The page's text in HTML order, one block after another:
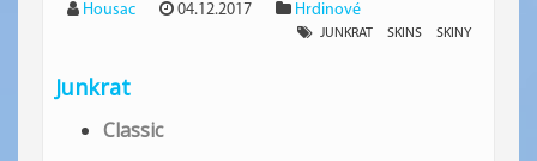
Housac 04.12.2017 Hrdinové
JUNKRAT SKINS SKINY
Junkrat
Classic